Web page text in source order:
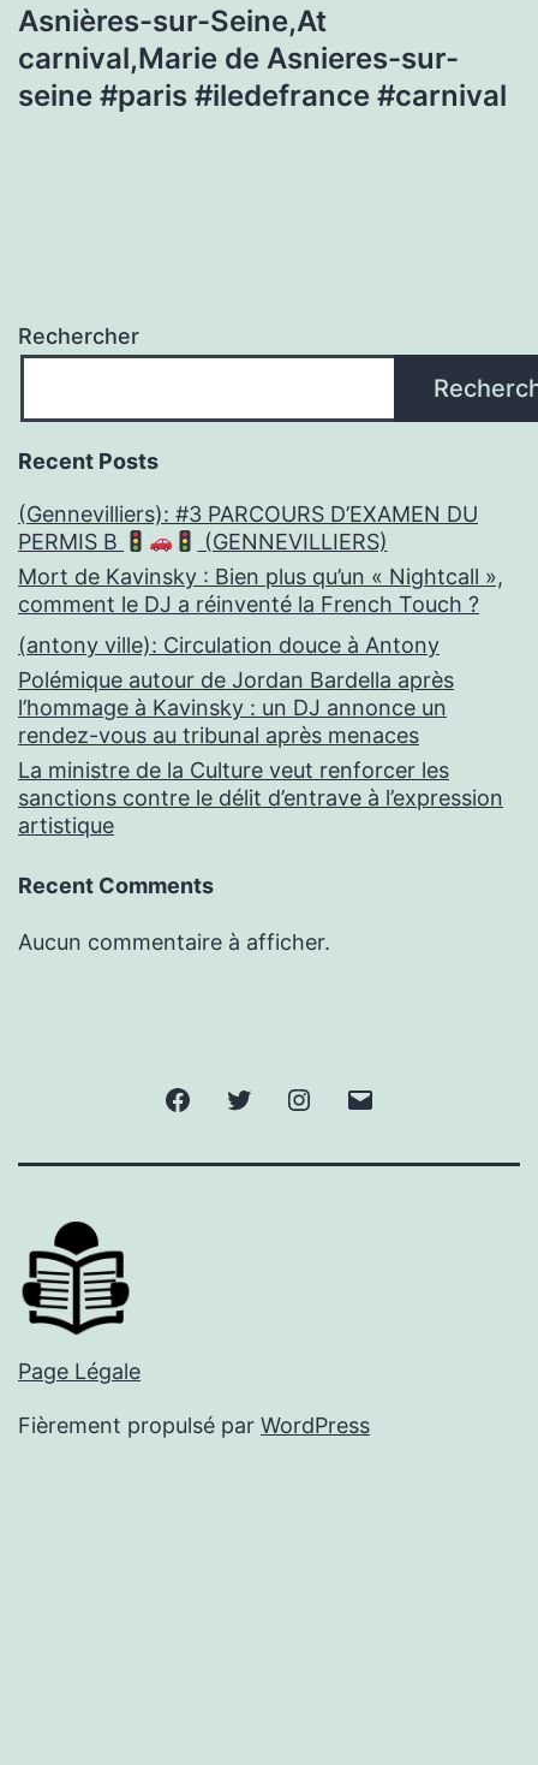
Asnières-sur-Seine,At
carnival,Marie de Asnieres-sur-
seine #paris #iledefrance #carnival
Rechercher
Recent Posts
(Gennevilliers): #3 PARCOURS D’EXAMEN DU
PERMIS B
(GENNEVILLIERS)
Mort de Kavinsky : Bien plus qu’un « Nightcall »,
comment le DJ a réinventé la French Touch ?
(antony ville): Circulation douce à Antony
Polémique autour de Jordan Bardella après
l’hommage à Kavinsky : un DJ annonce un
rendez-vous au tribunal après menaces
La ministre de la Culture veut renforcer les
sanctions contre le délit d’entrave à l’expression
artistique
Recent Comments
Aucun commentaire à afficher.
FacebookTwitter Instagram
Page Légale
Fièrement propulsé par WordPress